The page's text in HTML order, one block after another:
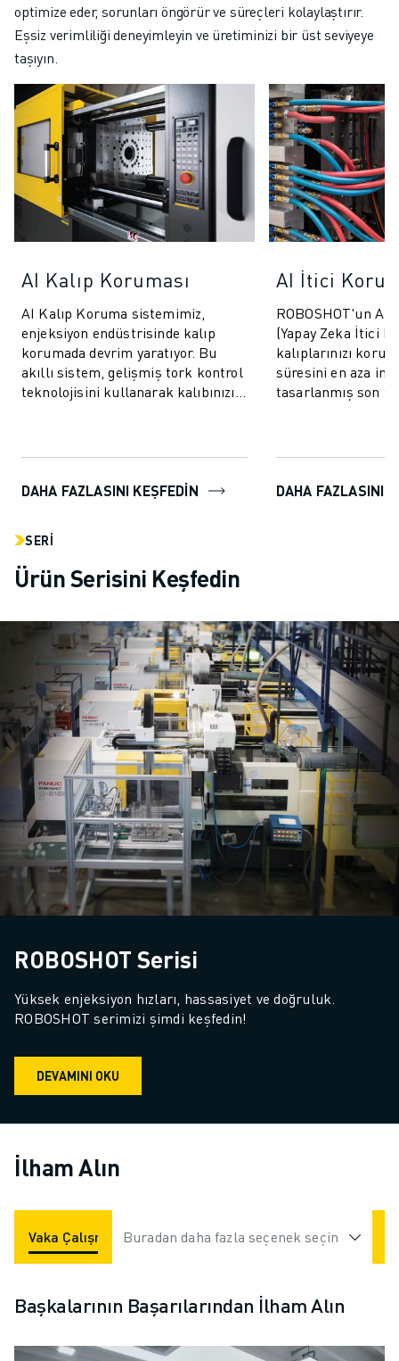
optimize eder, sorunları öngörür ve süreçleri kolaylaştırır.
Eşsiz verimliliği deneyimleyin ve üretiminizi bir üst seviyeye
taşıyın.
AI Kalıp Koruması
AI Kalıp Koruma sistemimiz,
enjeksiyon endüstrisinde kalıp
korumada devrim yaratıyor. Bu
akıllı sistem, gelişmiş tork kontrol
teknolojisini kullanarak kalıbınızı
DAHA FAZLASINI KEŞFEDİN
AI İtici
ROBOSHOT'un
(Yapay Zeka İtici
kalıplarınızı
süresini en aza
tasarlanmış son
DAHA FAZLASINI
SERI
Ürün Serisini Keşfedin
ROBOSHOT Serisi
Yüksek enjeksiyon hızları, hassasiyet ve doğruluk.
ROBOSHOT serimizi şimdi keşfedin!
DEVAMINI OKU
İlham Alın
Vaka Çalışmaları Uygulamalar Endüstriler
Buradan daha fazla seçenek seçin
Başkalarının Başarılarından İlham Alın